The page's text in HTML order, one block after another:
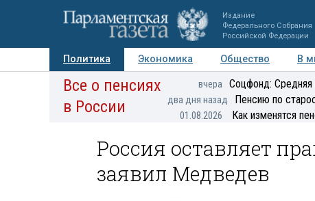
Издание
Федерального Собрания
Российской Федерации
Политика Экономика Общество В
Авторы Персоны Мнения Регионы
Все о пенсиях
в России
вчера Соцфонд: Средняя
два дня назад Пенсию по
01.08.2026 Как изменятся
Россия оставляет
заявил Медведев